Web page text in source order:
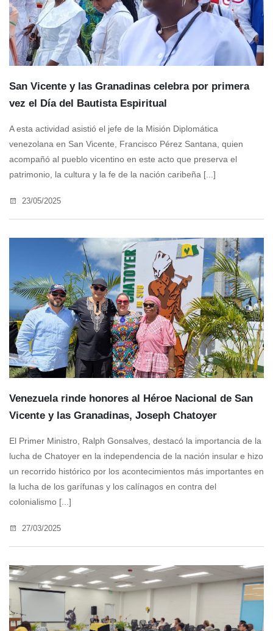
San Vicente y las Granadinas celebra por primera
vez el Día del Bautista Espiritual
A esta actividad asistió el jefe de la Misión Diplomática
venezolana en San Vicente, Francisco Pérez Santana, quien
acompañó al pueblo vicentino en este acto que preserva el
patrimonio, la cultura y la fe de la nación caribeña [...]
23/05/2025
Venezuela rinde honores al Héroe Nacional de San
Vicente y las Granadinas, Joseph Chatoyer
El Primer Ministro, Ralph Gonsalves, destacó la importancia de la
lucha de Chatoyer en la independencia de la nación insular e hizo
un recorrido histórico por los acontecimientos más importantes en
la lucha de los garífunas y los calínagos en contra del
colonialismo [...]
27/03/2025